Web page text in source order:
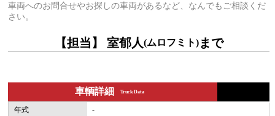
車両へのお問合せやお探しの車両があるなど、なんでもご相談くだ
さい。
【担当】 室郁人(ムロフミト)まで
車輌詳細 Truck Data
年式
-